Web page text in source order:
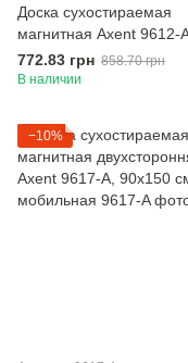
Доска сухостираемая
магнитная Axent 9612-
60х90 см, алюминиевая
рамка
772.83 грн 858.70 грн
В наличии
−10%